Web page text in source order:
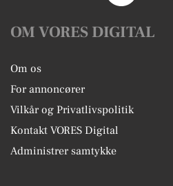
OM VORES DIGITAL
Om os
For annoncører
Vilkår og Privatlivspolitik
Kontakt VORES Digital
Administrer samtykke